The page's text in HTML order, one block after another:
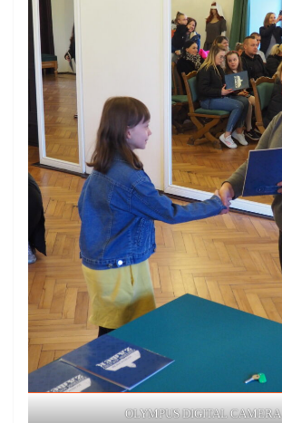
OLYMPUS DIGITAL CAMERA